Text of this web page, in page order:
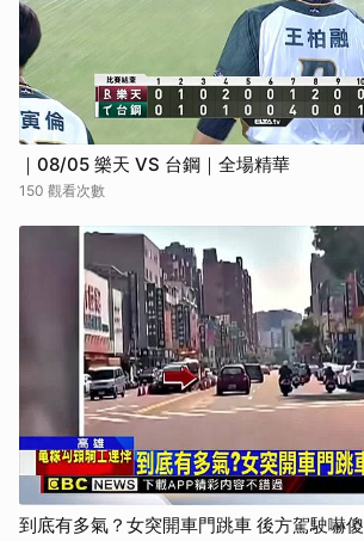
｜08/05 樂天 VS 台鋼｜全場精華
150 觀看次數
到底有多氣？女突開車門跳車 後方駕駛嚇傻